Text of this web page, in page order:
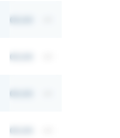
00,00
00,00
00,00
00,00